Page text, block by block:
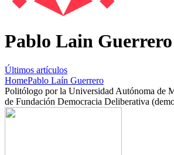
Pablo Lain Guerrero
Últimos artículos
HomePablo Laín Guerrero
Politólogo por la Universidad Autónoma de
de Fundación Democracia Deliberativa